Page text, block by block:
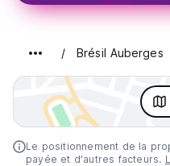
Brésil Auberges
Le positionnement de la
payée et d'autres facteurs.